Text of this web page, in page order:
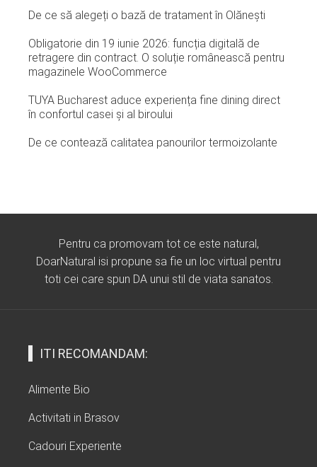
De ce să alegeți o bază de tratament în Olănești
Obligatorie din 19 iunie 2026: funcția digitală de
retragere din contract. O soluție românească pentru
magazinele WooCommerce
TUYA Bucharest aduce experiența fine dining direct
în confortul casei și al biroului
De ce contează calitatea panourilor termoizolante
Pentru ca promovam tot ce este natural,
DoarNatural isi propune sa fie un loc virtual pentru
toti cei care spun DA unui stil de viata sanatos.
ITI RECOMANDAM:
Alimente Bio
Activitati in Brasov
Cadouri Experiente